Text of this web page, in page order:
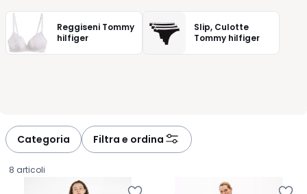
Reggiseni Tommy
hilfiger
Slip, Culotte
Tommy hilfiger
Categoria Filtra e ordina
8 articoli